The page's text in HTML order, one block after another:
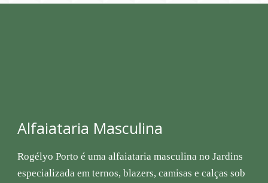
Alfaiataria Masculina
Rogélyo Porto é uma alfaiataria masculina no Jardins
especializada em ternos, blazers, camisas e calças sob